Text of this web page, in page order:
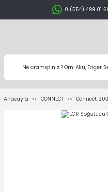
0 (554) 499 81
Anasayfa CONNECT Connect